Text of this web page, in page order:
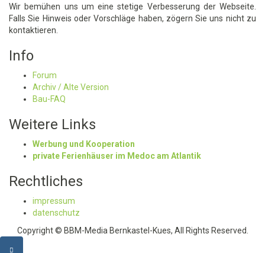
Wir bemühen uns um eine stetige Verbesserung der Webseite.
Falls Sie Hinweis oder Vorschläge haben, zögern Sie uns nicht zu
kontaktieren.
Info
Forum
Archiv / Alte Version
Bau-FAQ
Weitere Links
Werbung und Kooperation
private Ferienhäuser im Medoc am Atlantik
Rechtliches
impressum
datenschutz
Copyright © BBM-Media Bernkastel-Kues, All Rights Reserved.